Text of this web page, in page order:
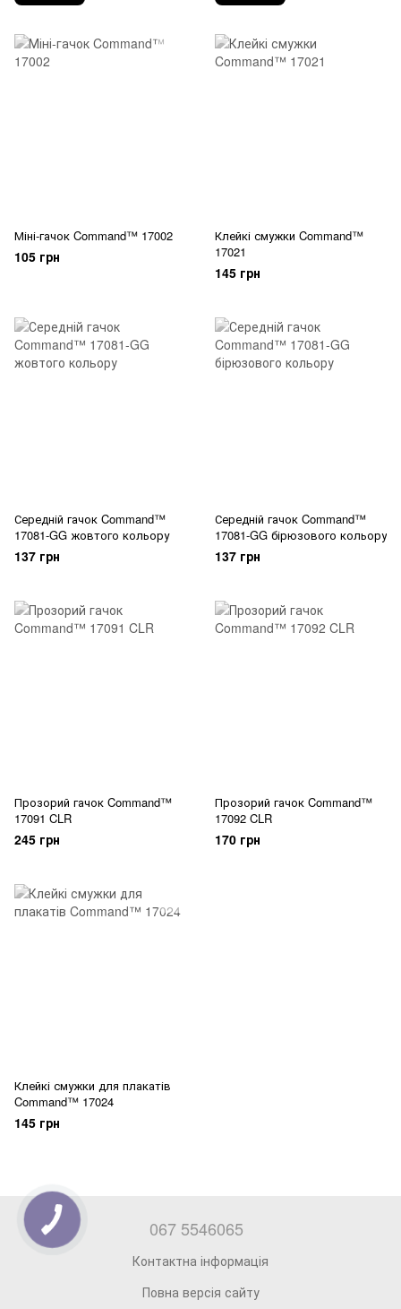
Міні-гачок Command™ 17002
105 грн
Клейкі смужки Command™
17021
145 грн
Середній гачок Command™
17081-GG жовтого кольору
137 грн
Середній гачок Command™
17081-GG бірюзового кольору
137 грн
Прозорий гачок Command™
17091 CLR
245 грн
Прозорий гачок Command™
17092 CLR
170 грн
Клейкі смужки для плакатів
Command™ 17024
145 грн
067 5546065
Контактна інформація
Повна версія сайту